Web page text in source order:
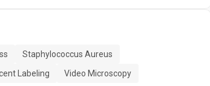
Staphylococcus Aureus
Labeling Video Microscopy